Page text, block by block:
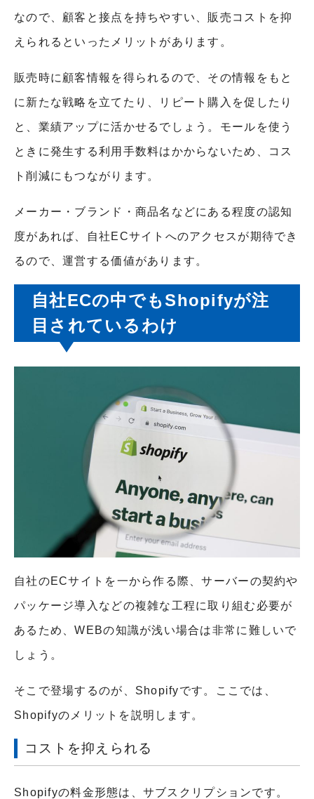
なので、顧客と接点を持ちやすい、販売コストを抑
えられるといったメリットがあります。
販売時に顧客情報を得られるので、その情報をもと
に新たな戦略を立てたり、リピート購入を促したり
と、業績アップに活かせるでしょう。モールを使う
ときに発生する利用手数料はかからないため、コス
ト削減にもつながります。
メーカー・ブランド・商品名などにある程度の認知
度があれば、自社ECサイトへのアクセスが期待でき
るので、運営する価値があります。
自社ECの中でもShopifyが注
目されているわけ
自社のECサイトを一から作る際、サーバーの契約や
パッケージ導入などの複雑な工程に取り組む必要が
あるため、WEBの知識が浅い場合は非常に難しいで
しょう。
そこで登場するのが、Shopifyです。ここでは、
Shopifyのメリットを説明します。
コストを抑えられる
Shopifyの料金形態は、サブスクリプションです。